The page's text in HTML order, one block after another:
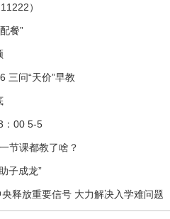
）
餐”
三问“天价”早教
：00 5-5
节课都教了啥？
子成龙”
释放重要信号 大力解决入学难问题